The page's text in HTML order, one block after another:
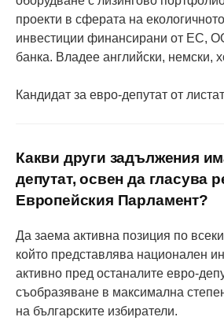
проекти в сферата на
инвестиции финансирани от ЕC,
банка. Владее английски, немски,
Кандидат за евро-депутат от
Какви други задължения
депутат, освен да гласува
Европейския Парламент?
Да заема активна позиция по
който представлява национален
активно пред останалите евро-
съобразяване в максимална
на българските избиратели.